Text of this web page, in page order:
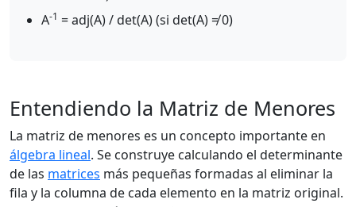
A-1 = adj(A) / det(A) (si det(A) ≠ 0)
Entendiendo la Matriz de Menores
La matriz de menores es un concepto importante en
álgebra lineal. Se construye calculando el determinante
de las matrices más pequeñas formadas al eliminar la
fila y la columna de cada elemento en la matriz original.